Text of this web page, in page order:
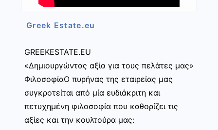
Greek Estate.eu
GREEKESTATE.EU
«Δημιουργώντας αξία για τους πελάτες μας»
ΦιλοσοφίαΟ πυρήνας της εταιρείας μας
συγκροτείται από μία ευδιάκριτη και
πετυχημένη φιλοσοφία που καθορίζει τις
αξίες και την κουλτούρα μας: